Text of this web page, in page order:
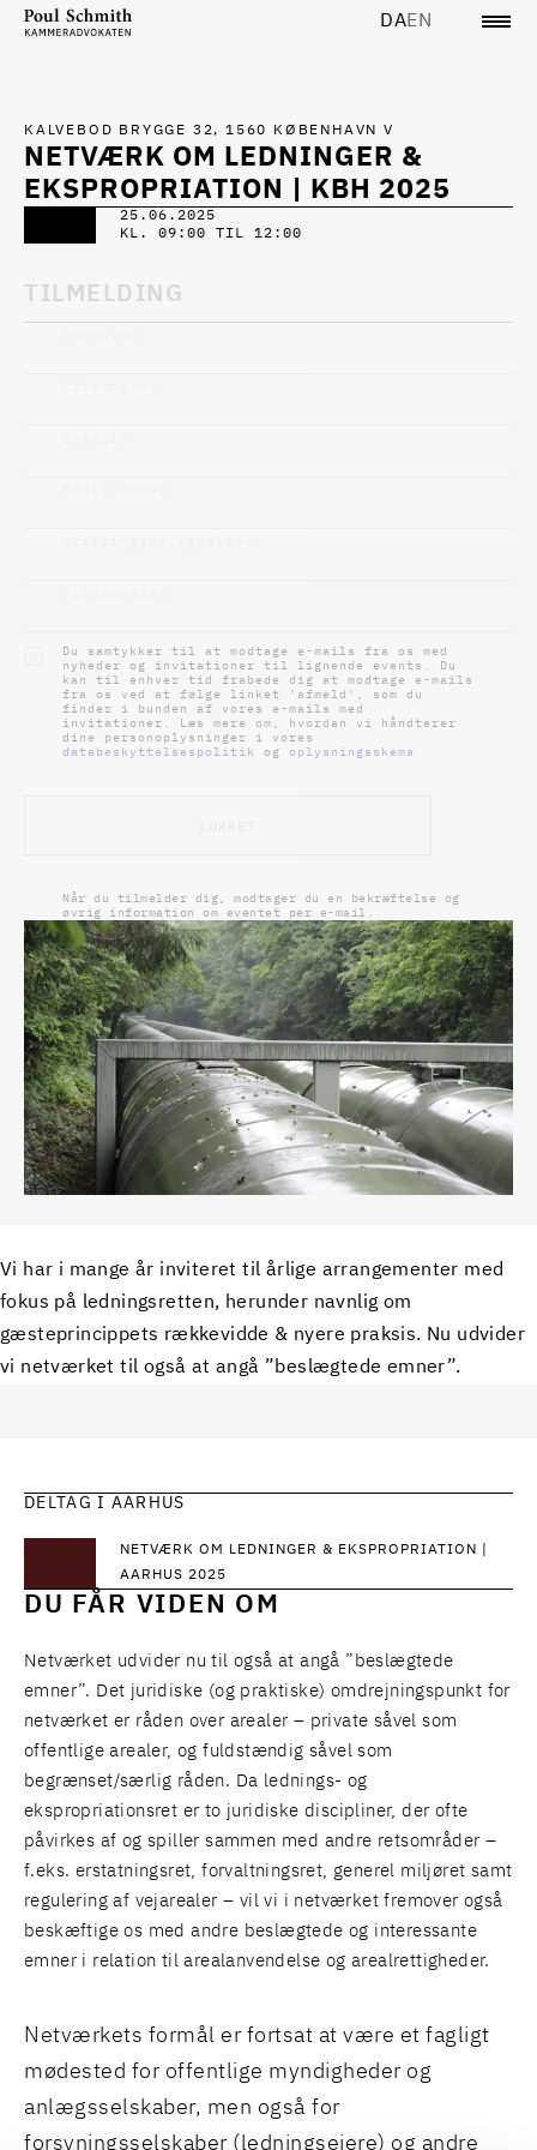
DAEN
NETVÆRK OM LEDNINGER &
EKSPROPRIATION | KBH 2025
KALVEBOD BRYGGE 32, 1560 KØBENHAVN V
25.06.2025
KL. 09:00 TIL 12:00
TILMELDING
Du samtykker til at modtage e-mails fra os med
nyheder og invitationer til lignende events. Du
kan til enhver tid frabede dig at modtage e-mails
fra os ved at følge linket 'afmeld', som du
finder i bunden af vores e-mails med
invitationer. Læs mere om, hvordan vi håndterer
dine personoplysninger i vores
databeskyttelsespolitik og oplysningsskema
Når du tilmelder dig, modtager du en bekræftelse og
øvrig information om eventet per e-mail.
Vi har i mange år inviteret til årlige arrangementer med
fokus på ledningsretten, herunder navnlig om
gæsteprincippets rækkevidde & nyere praksis. Nu udvider
vi netværket til også at angå ”beslægtede emner”.
DELTAG I AARHUS
NETVÆRK OM LEDNINGER & EKSPROPRIATION |
AARHUS 2025
DU FÅR VIDEN OM
Netværket udvider nu til også at angå ”beslægtede
emner”. Det juridiske (og praktiske) omdrejningspunkt for
netværket er råden over arealer – private såvel som
offentlige arealer, og fuldstændig såvel som
begrænset/særlig råden. Da lednings- og
ekspropriationsret er to juridiske discipliner, der ofte
påvirkes af og spiller sammen med andre retsområder –
f.eks. erstatningsret, forvaltningsret, generel miljøret samt
regulering af vejarealer – vil vi i netværket fremover også
beskæftige os med andre beslægtede og interessante
emner i relation til arealanvendelse og arealrettigheder.
Netværkets formål er fortsat at være et fagligt
mødested for offentlige myndigheder og
anlægsselskaber, men også for
forsyningsselskaber (ledningsejere) og andre